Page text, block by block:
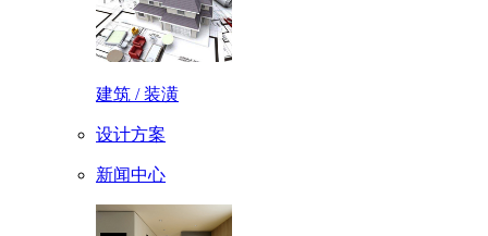
建筑 / 装潢
设计方案
新闻中心